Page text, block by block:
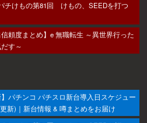
チけもの第81回 けもの、SEEDを打つ
信頼度まとめ】e 無職転生 ～異世界行った
す～
】パチンコ パチスロ新台導入日スケジュー
更新)｜新台情報 & 噂まとめをお届け